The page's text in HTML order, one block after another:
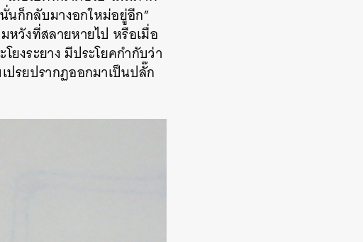
นก็กลับมางอกใหม่อยู่อีก”
หวังที่สลายหายไป หรือเมื่อ
งระยาง มีประโยคกำกับว่า
ปรยปรากฏออกมาเป็นปลั๊ก